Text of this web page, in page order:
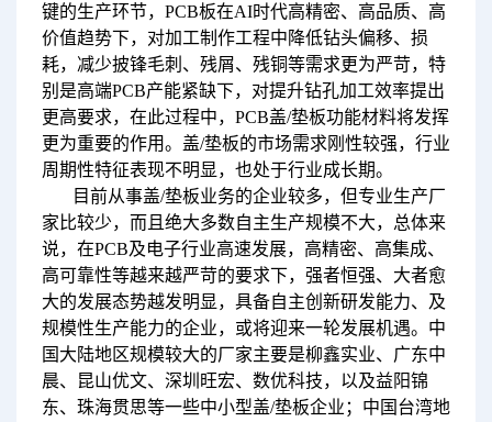
键的生产环节，PCB板在AI时代高精密、高品质、高
价值趋势下，对加工制作工程中降低钻头偏移、损
耗，减少披锋毛刺、残屑、残铜等需求更为严苛，特
别是高端PCB产能紧缺下，对提升钻孔加工效率提出
更高要求，在此过程中，PCB盖/垫板功能材料将发挥
更为重要的作用。盖/垫板的市场需求刚性较强，行业
周期性特征表现不明显，也处于行业成长期。
目前从事盖/垫板业务的企业较多，但专业生产厂
家比较少，而且绝大多数自主生产规模不大，总体来
说，在PCB及电子行业高速发展，高精密、高集成、
高可靠性等越来越严苛的要求下，强者恒强、大者愈
大的发展态势越发明显，具备自主创新研发能力、及
规模性生产能力的企业，或将迎来一轮发展机遇。中
国大陆地区规模较大的厂家主要是柳鑫实业、广东中
晨、昆山优文、深圳旺宏、数优科技，以及益阳锦
东、珠海贯思等一些中小型盖/垫板企业；中国台湾地